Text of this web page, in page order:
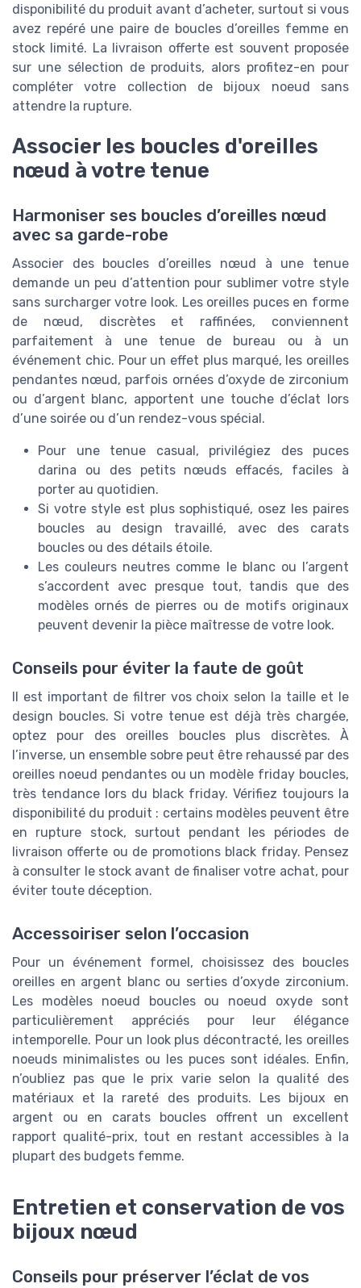
disponibilité du produit avant d’acheter, surtout si vous
avez repéré une paire de boucles d’oreilles femme en
stock limité. La livraison offerte est souvent proposée
sur une sélection de produits, alors profitez-en pour
compléter votre collection de bijoux noeud sans
attendre la rupture.
Associer les boucles d'oreilles
nœud à votre tenue
Harmoniser ses boucles d’oreilles nœud
avec sa garde-robe
Associer des boucles d’oreilles nœud à une tenue
demande un peu d’attention pour sublimer votre style
sans surcharger votre look. Les oreilles puces en forme
de nœud, discrètes et raffinées, conviennent
parfaitement à une tenue de bureau ou à un
événement chic. Pour un effet plus marqué, les oreilles
pendantes nœud, parfois ornées d’oxyde de zirconium
ou d’argent blanc, apportent une touche d’éclat lors
d’une soirée ou d’un rendez-vous spécial.
Pour une tenue casual, privilégiez des puces
darina ou des petits nœuds effacés, faciles à
porter au quotidien.
Si votre style est plus sophistiqué, osez les paires
boucles au design travaillé, avec des carats
boucles ou des détails étoile.
Les couleurs neutres comme le blanc ou l’argent
s’accordent avec presque tout, tandis que des
modèles ornés de pierres ou de motifs originaux
peuvent devenir la pièce maîtresse de votre look.
Conseils pour éviter la faute de goût
Il est important de filtrer vos choix selon la taille et le
design boucles. Si votre tenue est déjà très chargée,
optez pour des oreilles boucles plus discrètes. À
l’inverse, un ensemble sobre peut être rehaussé par des
oreilles noeud pendantes ou un modèle friday boucles,
très tendance lors du black friday. Vérifiez toujours la
disponibilité du produit : certains modèles peuvent être
en rupture stock, surtout pendant les périodes de
livraison offerte ou de promotions black friday. Pensez
à consulter le stock avant de finaliser votre achat, pour
éviter toute déception.
Accessoiriser selon l’occasion
Pour un événement formel, choisissez des boucles
oreilles en argent blanc ou serties d’oxyde zirconium.
Les modèles noeud boucles ou noeud oxyde sont
particulièrement appréciés pour leur élégance
intemporelle. Pour un look plus décontracté, les oreilles
noeuds minimalistes ou les puces sont idéales. Enfin,
n’oubliez pas que le prix varie selon la qualité des
matériaux et la rareté des produits. Les bijoux en
argent ou en carats boucles offrent un excellent
rapport qualité-prix, tout en restant accessibles à la
plupart des budgets femme.
Entretien et conservation de vos
bijoux nœud
Conseils pour préserver l’éclat de vos